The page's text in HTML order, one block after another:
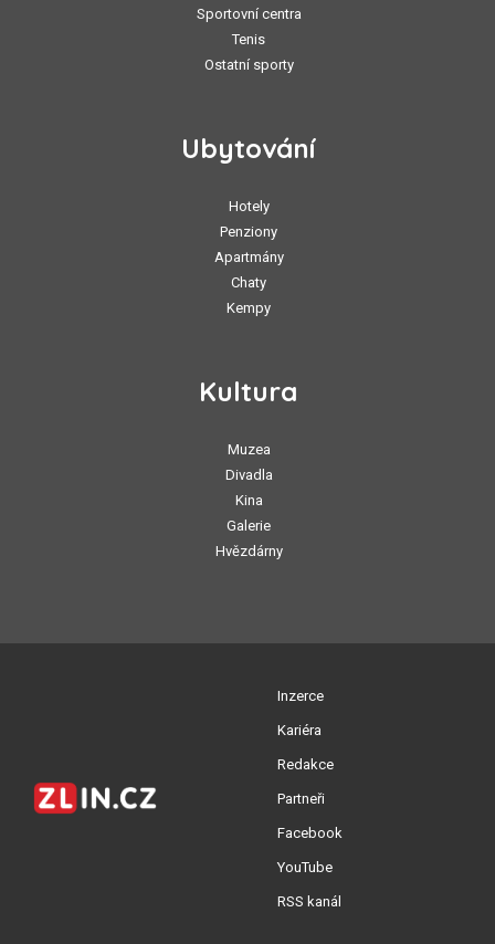
Sportovní centra
Tenis
Ostatní sporty
Ubytování
Hotely
Penziony
Apartmány
Chaty
Kempy
Kultura
Muzea
Divadla
Kina
Galerie
Hvězdárny
Inzerce
Kariéra
Redakce
Partneři
Facebook
YouTube
RSS kanál